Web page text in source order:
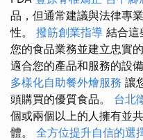
品，但通常建議與法律專
性。 撥筋創業指導 結合這
您的食品業務並建立忠實
適合您的產品和服務的設備
多樣化自助餐外燴服務 讓
頭購買的優質食品。 台北
個或兩個以上的人擁有並
體。 全方位提升自信的選